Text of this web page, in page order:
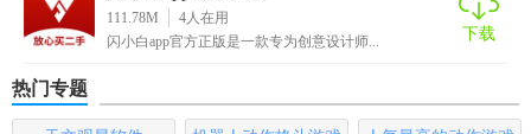
4. 发现页优化：优化发现页算法，更精准推送用户喜爱内
【闪小白app最新版优势】
111.78M 4人在用
闪小白app官方正版是一款专为创意设计师...
下载
热门专题